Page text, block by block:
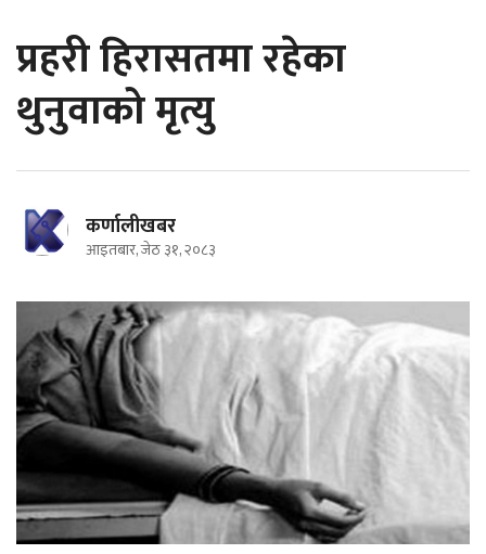
प्रहरी हिरासतमा रहेका
थुनुवाको मृत्यु
कर्णालीखबर
आइतबार, जेठ ३१, २०८३